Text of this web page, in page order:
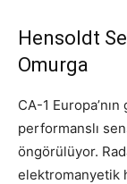
Hensoldt
Omurga
CA-1
performanslı
öngörülüyor.
elektromanyetik